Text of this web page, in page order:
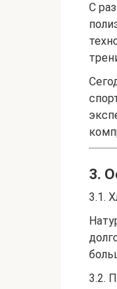
С
3.
3.1.
3.2.